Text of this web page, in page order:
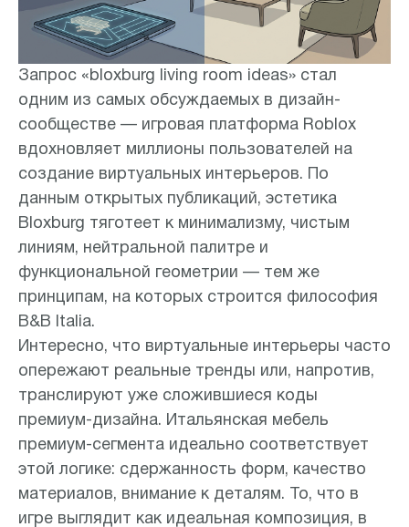
Запрос «bloxburg living room ideas» стал
одним из самых обсуждаемых в дизайн-
сообществе — игровая платформа Roblox
вдохновляет миллионы пользователей на
создание виртуальных интерьеров. По
данным открытых публикаций, эстетика
Bloxburg тяготеет к минимализму, чистым
линиям, нейтральной палитре и
функциональной геометрии — тем же
принципам, на которых строится философия
B&B Italia.
Интересно, что виртуальные интерьеры часто
опережают реальные тренды или, напротив,
транслируют уже сложившиеся коды
премиум-дизайна. Итальянская мебель
премиум-сегмента идеально соответствует
этой логике: сдержанность форм, качество
материалов, внимание к деталям. То, что в
игре выглядит как идеальная композиция, в